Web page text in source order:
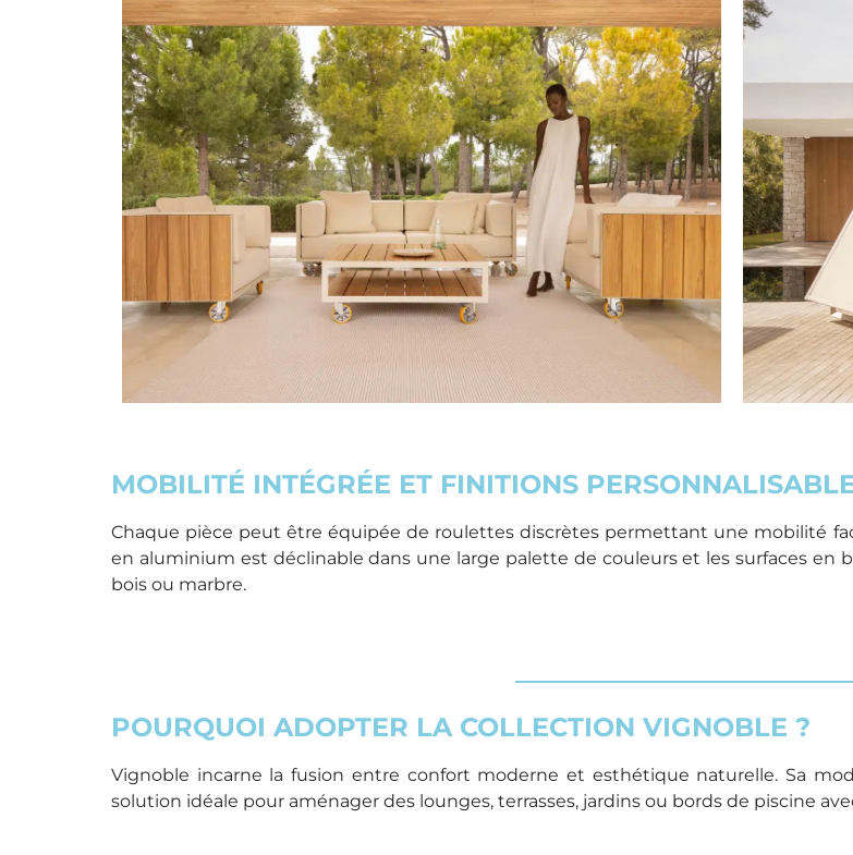
MOBILITÉ INTÉGRÉE ET FINITIONS
Chaque pièce peut être équipée de roulettes discrètes permettant une mobilité
en aluminium est déclinable dans une large palette de couleurs et les surfaces
bois ou marbre.
POURQUOI ADOPTER LA COLLECTION VIGNOBLE ?
Vignoble incarne la fusion entre confort moderne et esthétique naturelle. Sa
solution idéale pour aménager des lounges, terrasses, jardins ou bords de piscine